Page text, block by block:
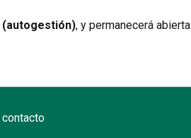
(autogestión), y permanecerá abierta